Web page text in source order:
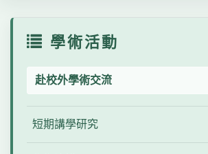
學術活動
赴校外學術交流
短期講學研究